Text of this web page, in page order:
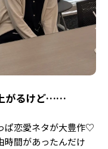
がるけど……
ぱ恋愛ネタが大豊作♡
間があったんだけ